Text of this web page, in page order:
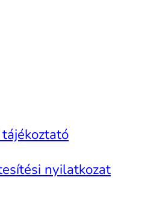
nyilatkozat